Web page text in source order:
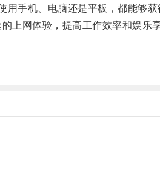
手机、电脑还是平板，都能够获
网体验，提高工作效率和娱乐享